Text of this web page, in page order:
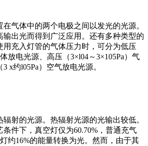
气体中的两个电极之间以发光的光源。
输出光而得到广泛应用。还有多种类型的
用充入灯管的气体压力时，可分为低压
体放电光源、高压（3×l04～3×105Pa）气
x约l05Pa）空气放电光源。
射的光源。热辐射光源的光输出较低。
件下，真空灯仅为60.70%，普通充气
约16%的能量转换为光。然而，由于其